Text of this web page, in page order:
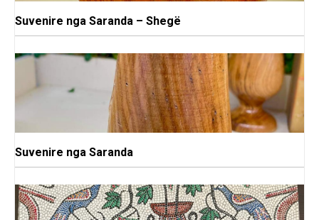
Suvenire nga Saranda – Shegë
Suvenire nga Saranda